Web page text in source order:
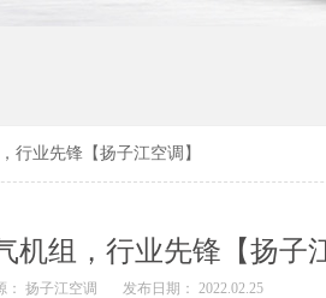
行业先锋【扬子江空调】
组，行业先锋【扬子
： 扬子江空调 发布日期： 2022.02.25